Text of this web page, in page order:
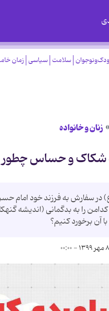
سلامت سیاسی زمان
زنان و خانواده
شکاک و حساس چطور
در سفارش به فرزند خود امام
آن برخورد کنیم؟